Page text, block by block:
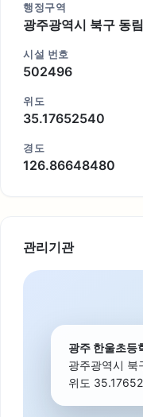
행정구역
광주광역시 북구 동
시설 번호
502496
위도
35.17652540
경도
126.86648480
관리기관
광주 한울초등
광주광역시 북
위도